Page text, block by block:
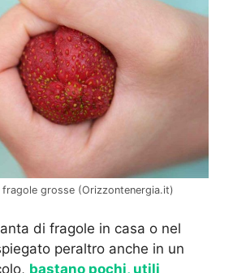
grosse (Orizzontenergia.it)
di fragole in casa o nel
peraltro anche in un
bastano pochi, utili